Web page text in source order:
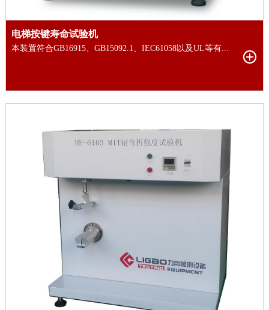
电梯按键寿命试验机
本装置符合GB16915、GB15092.1、IEC61058以及UL等有...